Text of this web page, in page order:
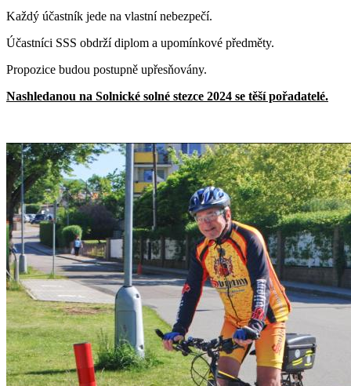
Každý účastník jede na vlastní nebezpečí.
Účastníci SSS obdrží diplom a upomínkové předměty.
Propozice budou postupně upřesňovány.
Nashledanou na Solnické solné stezce 2024 se těší pořadatelé.